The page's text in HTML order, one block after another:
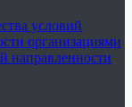
условий
организациями
направленности